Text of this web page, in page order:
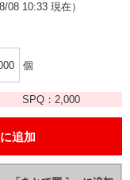
08 10:33 現在）
個
SPQ：2,000